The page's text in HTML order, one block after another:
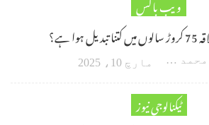
ہے؟
رانا محمد امین اکبر مارچ 10، 2025
ٹیکنالوجی نیوز